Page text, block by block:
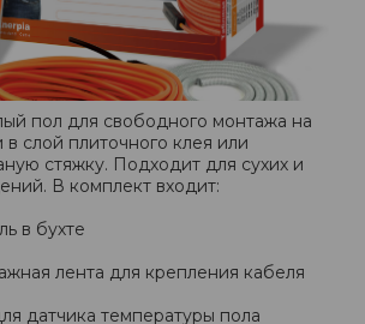
пол для свободного монтажа на
слой плиточного клея или
стяжку. Подходит для сухих и
В комплект входит:
в бухте
лента для крепления кабеля
датчика температуры пола